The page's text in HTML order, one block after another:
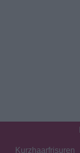
Kurzhaarfrisuren